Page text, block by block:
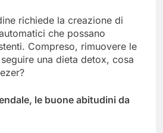
richiede la creazione di
che possano
Compreso, rimuovere le
una dieta detox, cosa
, le buone abitudini da